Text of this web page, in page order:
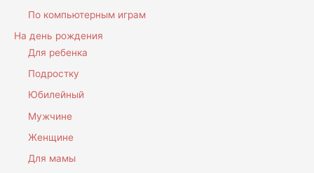
По компьютерным играм
На день рождения
Для ребенка
Подростку
Юбилейный
Мужчине
Женщине
Для мамы